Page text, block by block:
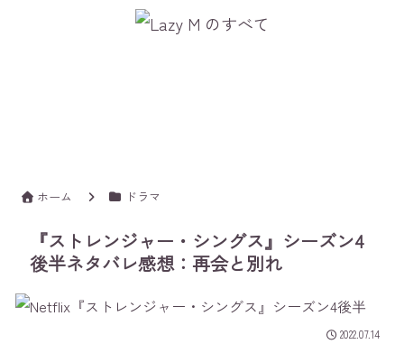
ホーム ドラマ
『ストレンジャー・シングス』シーズン4
後半ネタバレ感想：再会と別れ
2022.07.14